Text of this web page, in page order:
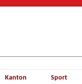
Kanton Sport